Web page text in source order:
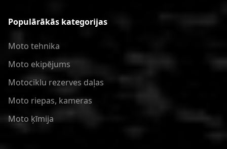
Populārākās kategorijas
Moto tehnika
Moto ekipējums
Motociklu rezerves daļas
Moto riepas, kameras
Moto ķīmija